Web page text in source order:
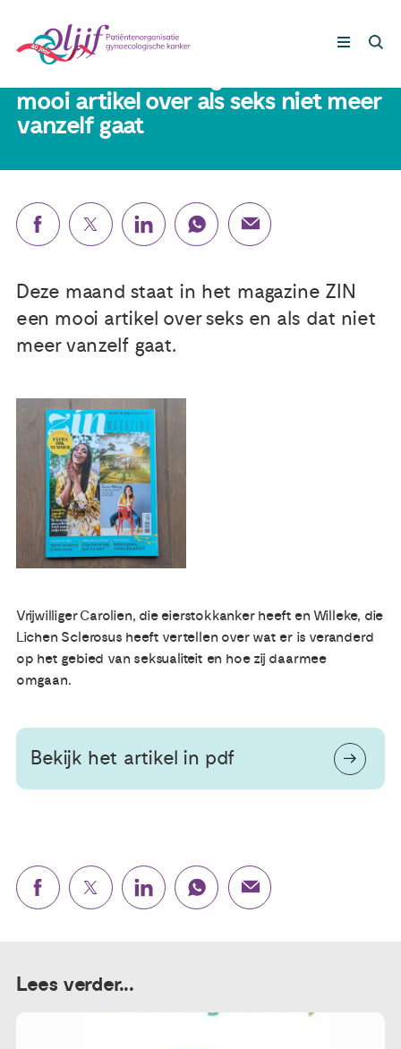
Nieuws
Agenda
Publicaties
Ervaringsdeskundigheid
Over ons
Gynaecologische kankers
Lotgenoten
Leven met/na kanker
5 juli 2024
mooi artikel over als seks niet meer
vanzelf gaat
Deze maand staat in het magazine ZIN
een mooi artikel over seks en als dat niet
meer vanzelf gaat.
Vrijwilliger Carolien, die eierstokkanker heeft en Willeke, die
Lichen Sclerosus heeft vertellen over wat er is veranderd
op het gebied van seksualiteit en hoe zij daarmee
omgaan.
Bekijk het artikel in pdf
Lees verder...